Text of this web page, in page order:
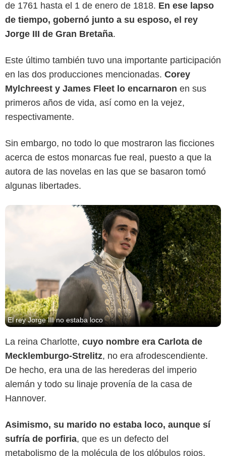
de 1761 hasta el 1 de enero de 1818. En ese lapso
de tiempo, gobernó junto a su esposo, el rey
Jorge III de Gran Bretaña.
Este último también tuvo una importante participación
en las dos producciones mencionadas. Corey
Mylchreest y James Fleet lo encarnaron en sus
primeros años de vida, así como en la vejez,
respectivamente.
Sin embargo, no todo lo que mostraron las ficciones
acerca de estos monarcas fue real, puesto a que la
autora de las novelas en las que se basaron tomó
algunas libertades.
Netflix
El rey Jorge III no estaba loco
La reina Charlotte, cuyo nombre era Carlota de
Mecklemburgo-Strelitz, no era afrodescendiente.
De hecho, era una de las herederas del imperio
alemán y todo su linaje provenía de la casa de
Hannover.
Asimismo, su marido no estaba loco, aunque sí
sufría de porfiria, que es un defecto del
metabolismo de la molécula de los glóbulos rojos,